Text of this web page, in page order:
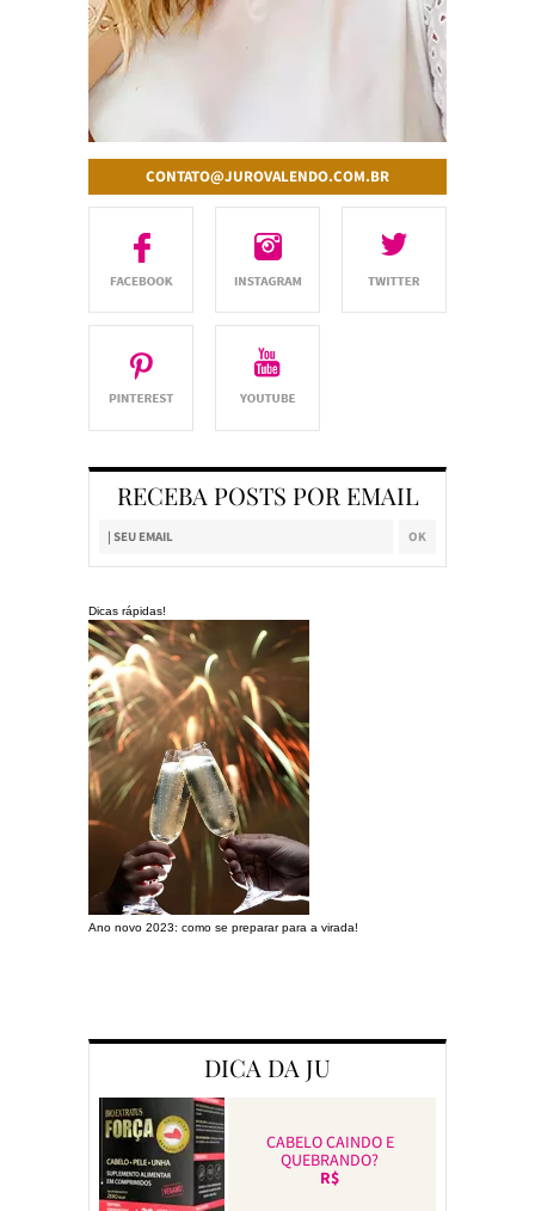
CONTATO@JUROVALENDO.COM.BR
RECEBA POSTS POR EMAIL
Dicas rápidas!
Ano novo 2023: como se preparar para a virada!
DICA DA JU
CABELO CAINDO E
QUEBRANDO?
R$